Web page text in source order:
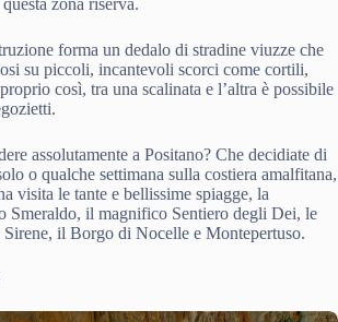
zona riserva.
forma un dedalo di stradine viuzze che
su piccoli, incantevoli scorci come cortili,
così, tra una scalinata e l’altra è possibile
assolutamente a Positano? Che decidiate di
o qualche settimana sulla costiera amalfitana,
visita le tante e bellissime spiagge, la
Smeraldo, il magnifico Sentiero degli Dei, le
Sirene, il Borgo di Nocelle e Montepertuso.